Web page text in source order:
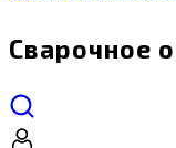
Сварочное